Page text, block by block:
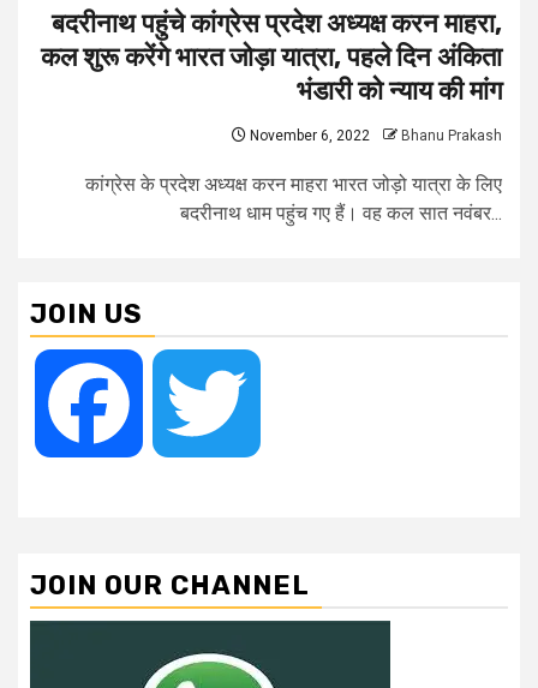
बदरीनाथ पहुंचे कांग्रेस प्रदेश अध्यक्ष करन माहरा,
कल शुरू करेंगे भारत जोड़ा यात्रा, पहले दिन अंकिता
भंडारी को न्याय की मांग
November 6, 2022 Bhanu Prakash
कांग्रेस के प्रदेश अध्यक्ष करन माहरा भारत जोड़ो यात्रा के लिए
बदरीनाथ धाम पहुंच गए हैं। वह कल सात नवंबर...
JOIN US
Facebook
JOIN OUR CHANNEL